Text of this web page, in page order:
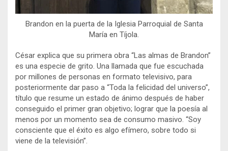
Brandon en la puerta de la Iglesia Parroquial de Santa
María en Tíjola.
César explica que su primera obra “Las almas de Brandon”
es una especie de grito. Una llamada que fue escuchada
por millones de personas en formato televisivo, para
posteriormente dar paso a “Toda la felicidad del universo”,
título que resume un estado de ánimo después de haber
conseguido el primer gran objetivo; lograr que la poesía al
menos por un momento sea de consumo masivo. “Soy
consciente que el éxito es algo efímero, sobre todo si
viene de la televisión”.